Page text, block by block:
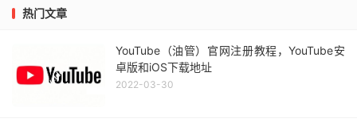
热门文章
YouTube（油管）官网注册教程，YouTube安
卓版和iOS下载地址
2022-03-30